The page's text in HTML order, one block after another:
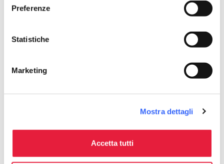
Preferenze
Statistiche
Marketing
Mostra dettagli
Accetta tutti
directions Indicazioni